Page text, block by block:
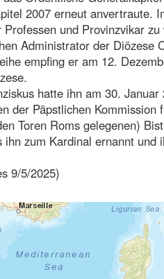
2007 erneut anvertraute.
Professen und Provinzvikar
Administrator der Diözese
empfing er am 12.
hatte ihn am 30.
der Päpstlichen
Toren Roms gelegenen)
ihn zum Kardinal ernannt
9/5/2025)